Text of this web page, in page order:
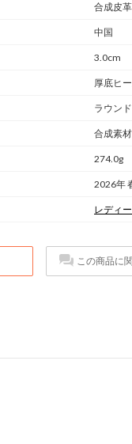
合成皮革
中国
3.0cm
厚底ヒ
ラウンド
合成素材
274.0g
2026年
レディ
この商品に